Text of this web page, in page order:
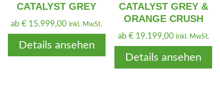
CATALYST GREY
ab€ 15.999,00 inkl. MwSt.
Details ansehen
CATALYST GREY &
ORANGE CRUSH
ab €19.199,00 inkl. MwSt.
Details ansehen